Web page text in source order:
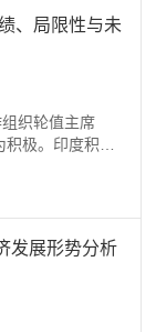
、局限性与未
织轮值主席
极。印度积极
与欧亚地区事
世界大国角
的态度不利于
并主动找寻其
组织内部采取
积极性。
发展形势分析